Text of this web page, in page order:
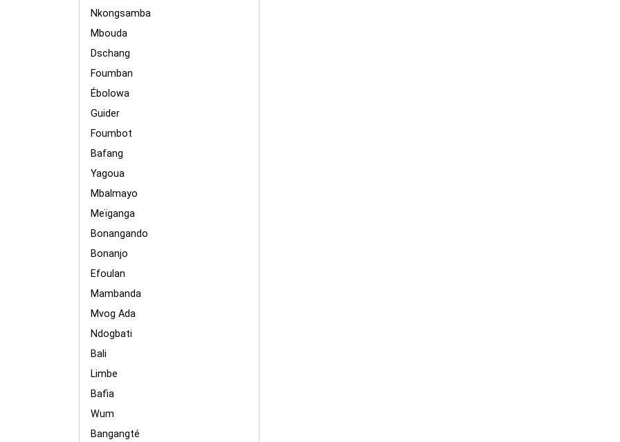
Nkongsamba
Mbouda
Dschang
Foumban
Ébolowa
Guider
Foumbot
Bafang
Yagoua
Mbalmayo
Meïganga
Bonangando
Bonanjo
Efoulan
Mambanda
Mvog Ada
Ndogbati
Bali
Limbe
Bafia
Wum
Bangangté